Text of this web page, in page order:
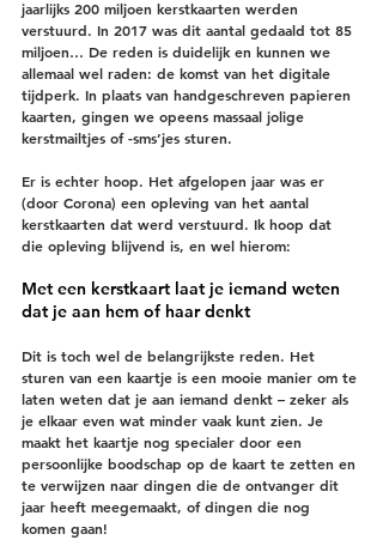
jaarlijks 200 miljoen kerstkaarten werden
verstuurd. In 2017 was dit aantal gedaald tot 85
miljoen… De reden is duidelijk en kunnen we
allemaal wel raden: de komst van het digitale
tijdperk. In plaats van handgeschreven papieren
kaarten, gingen we opeens massaal jolige
kerstmailtjes of -sms’jes sturen.
Er is echter hoop. Het afgelopen jaar was er
(door Corona) een opleving van het aantal
kerstkaarten dat werd verstuurd. Ik hoop dat
die opleving blijvend is, en wel hierom:
Met een kerstkaart laat je iemand weten
dat je aan hem of haar denkt
Dit is toch wel de belangrijkste reden. Het
sturen van een kaartje is een mooie manier om te
laten weten dat je aan iemand denkt – zeker als
je elkaar even wat minder vaak kunt zien. Je
maakt het kaartje nog specialer door een
persoonlijke boodschap op de kaart te zetten en
te verwijzen naar dingen die de ontvanger dit
jaar heeft meegemaakt, of dingen die nog
komen gaan!